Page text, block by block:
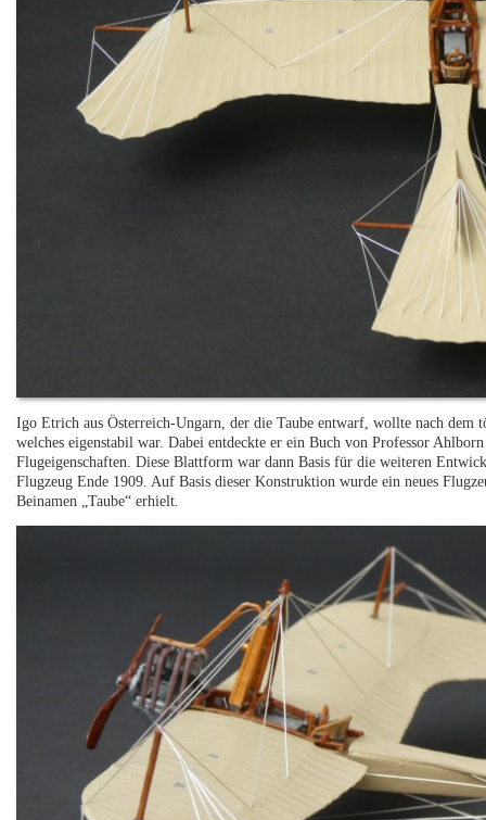
Igo Etrich aus Österreich-Ungarn, der die Taube entwarf, wollte nach
welches eigenstabil war. Dabei entdeckte er ein Buch von Professor
Flugeigenschaften. Diese Blattform war dann Basis für die weiteren
Flugzeug Ende 1909. Auf Basis dieser Konstruktion wurde ein neues
Beinamen „Taube“ erhielt.